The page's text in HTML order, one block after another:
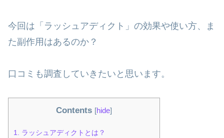
今回は「ラッシュアディクト」の効果や使い方、ま
た副作用はあるのか？
口コミも調査していきたいと思います。
Contents [hide]
1. ラッシュアディクトとは？